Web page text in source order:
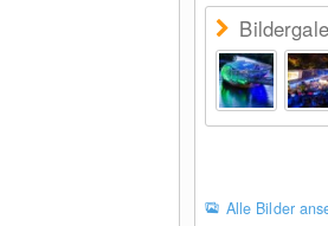
Alle Bilder